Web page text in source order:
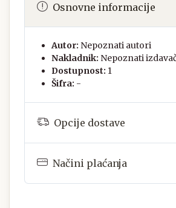
Osnovne informacije
Autor: Nepoznati autori
Nakladnik: Nepoznati
Dostupnost: 1
Šifra: -
Opcije dostave
Načini plaćanja